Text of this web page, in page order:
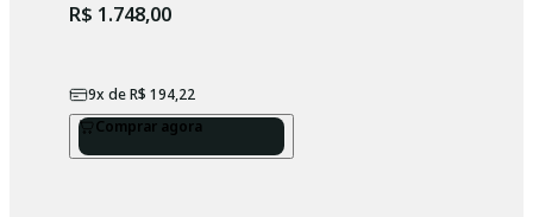
R$ 1.748,00
9x deR$ 194,22
Comprar agora